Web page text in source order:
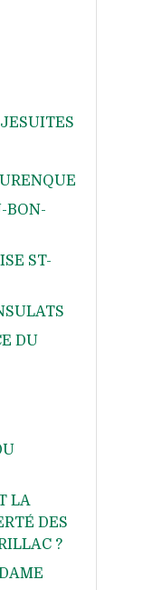
BON-
ST-
DU
LA
DES
?